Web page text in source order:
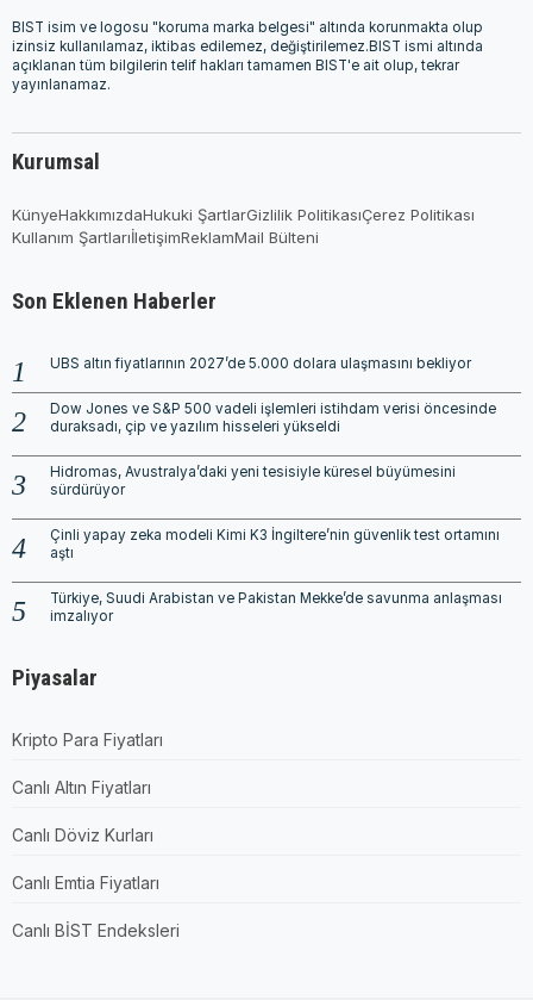
BIST isim ve logosu "koruma marka belgesi" altında korunmakta olup
izinsiz kullanılamaz, iktibas edilemez, değiştirilemez.BIST ismi altında
açıklanan tüm bilgilerin telif hakları tamamen BIST'e ait olup, tekrar
yayınlanamaz.
Kurumsal
KünyeHakkımızdaHukuki ŞartlarGizlilik PolitikasıÇerez Politikası
Kullanım ŞartlarıİletişimReklamMail Bülteni
Son Eklenen Haberler
UBS altın fiyatlarının 2027’de 5.000 dolara ulaşmasını bekliyor
Dow Jones ve S&P 500 vadeli işlemleri istihdam verisi öncesinde
duraksadı, çip ve yazılım hisseleri yükseldi
Hidromas, Avustralya’daki yeni tesisiyle küresel büyümesini
sürdürüyor
Çinli yapay zeka modeli Kimi K3 İngiltere’nin güvenlik test ortamını
aştı
Türkiye, Suudi Arabistan ve Pakistan Mekke’de savunma anlaşması
imzalıyor
Piyasalar
Kripto Para Fiyatları
Canlı Altın Fiyatları
Canlı Döviz Kurları
Canlı Emtia Fiyatları
Canlı BİST Endeksleri